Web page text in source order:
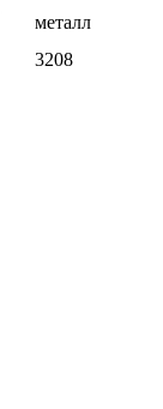
металл
3208